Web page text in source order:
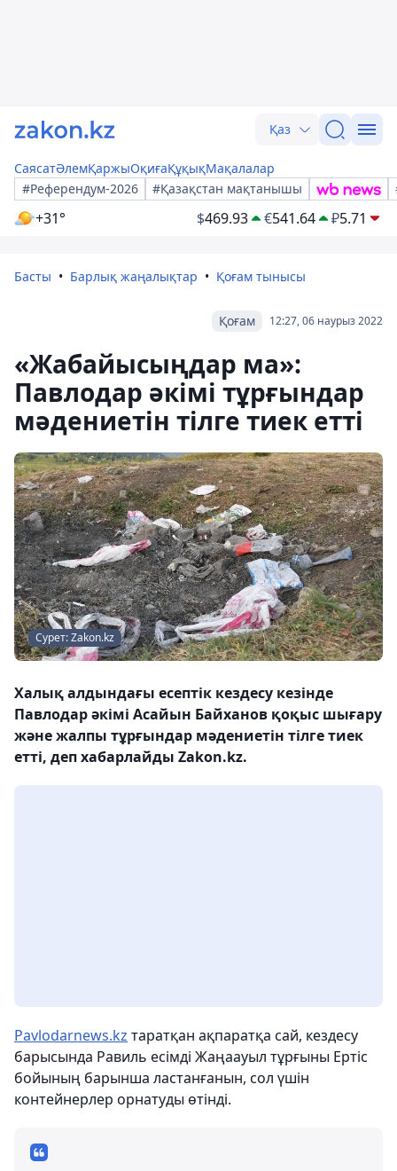
Қаз
СаясатӘлемҚаржыОқиғаҚұқықМақалалар
#Референдум-2026
#Қазақстан мақтанышы
+31° $469.93 €541.64 ₽5.71
Басты Барлық жаңалықтар Қоғам тынысы
12:27, 06 наурыз 2022
Қоғам
«Жабайысыңдар ма»:
Павлодар әкімі тұрғындар
мәдениетін тілге тиек етті
Сурет: Zakon.kz
Халық алдындағы есептік кездесу кезінде
Павлодар әкімі Асайын Байханов қоқыс шығару
және жалпы тұрғындар мәдениетін тілге тиек
етті, деп хабарлайды Zakon.kz.
Pavlodarnews.kz таратқан ақпаратқа сай, кездесу
барысында Равиль есімді Жаңаауыл тұрғыны Ертіс
бойының барынша ластанғанын, сол үшін
контейнерлер орнатуды өтінді.